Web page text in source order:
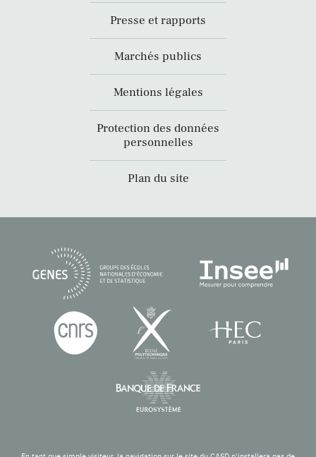
Presse et rapports
Marchés publics
Mentions légales
Protection des données
personnelles
Plan du site